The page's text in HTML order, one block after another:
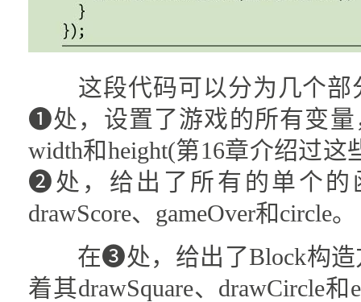
这段代码可以分为几个部
❶处，设置了游戏的所有变量
width和height(第16章介绍过
❷处，给出了所有的单个的
drawScore、gameOver和circle。
在❸处，给出了Block构造
着其drawSquare、drawCircle